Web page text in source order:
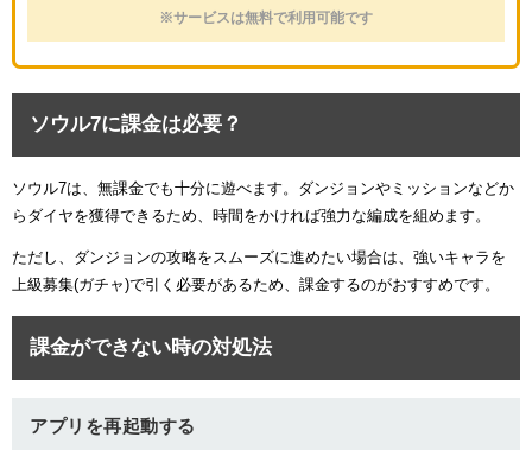
※サービスは無料で利用可能です
ソウル7に課金は必要？
ソウル7は、無課金でも十分に遊べます。ダンジョンやミッションなどか
らダイヤを獲得できるため、時間をかければ強力な編成を組めます。
ただし、ダンジョンの攻略をスムーズに進めたい場合は、強いキャラを
上級募集(ガチャ)で引く必要があるため、課金するのがおすすめです。
課金ができない時の対処法
アプリを再起動する